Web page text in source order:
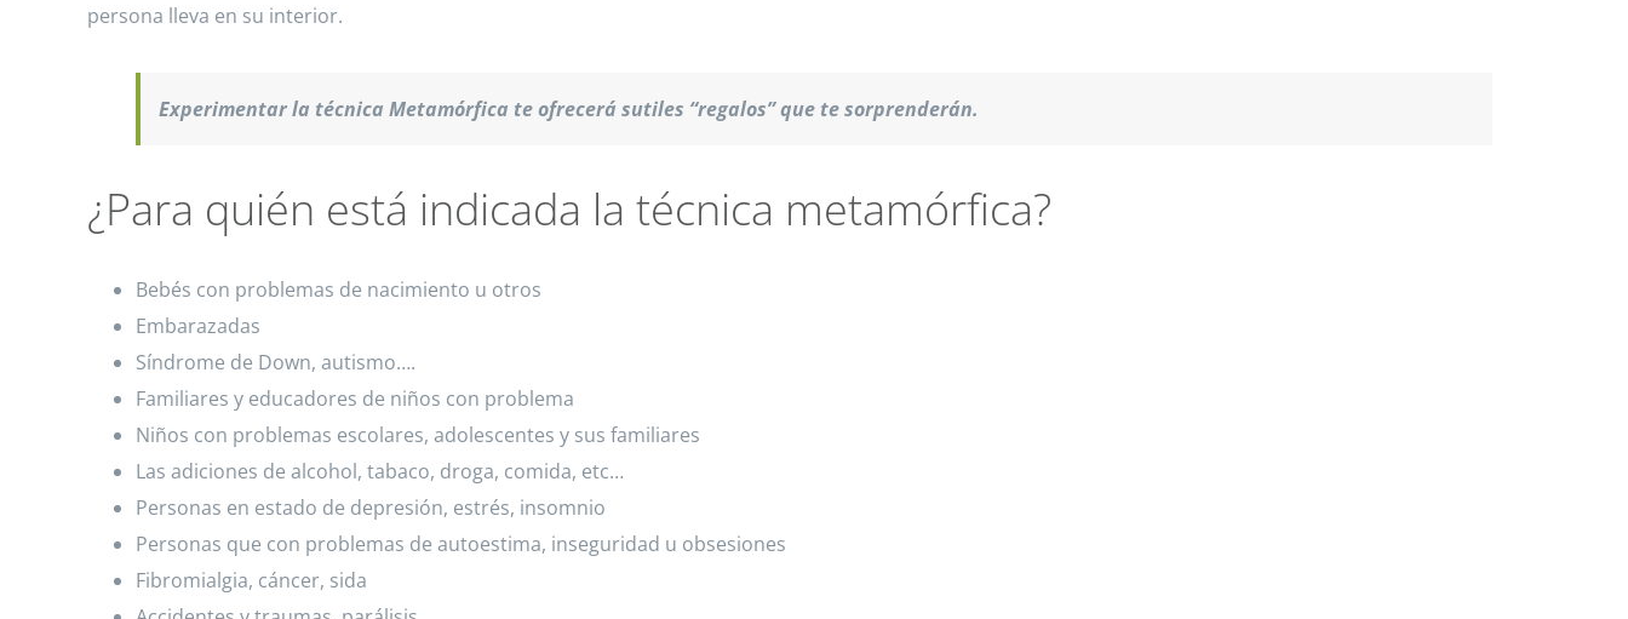
persona lleva en su interior.
Experimentar la técnica Metamórfica te ofrecerá sutiles “regalos” que te sorprenderán.
¿Para quién está indicada la técnica metamórfica?
Bebés con problemas de nacimiento u otros
Embarazadas
Síndrome de Down, autismo….
Familiares y educadores de niños con problema
Niños con problemas escolares, adolescentes y sus familiares
Las adiciones de alcohol, tabaco, droga, comida, etc…
Personas en estado de depresión, estrés, insomnio
Personas que con problemas de autoestima, inseguridad u obsesiones
Fibromialgia, cáncer, sida